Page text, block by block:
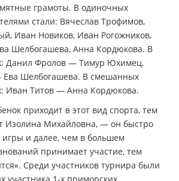
грамоты. В одиночных
стали: Вячеслав Трофимов,
Иван Новиков, Иван Рогожников,
Шелбогашева, Анна Кордюкова. В
Данил Фролов — Тимур Юхимец,
Ева Шелбогашева. В смешанных
Иван Титов — Анна Кордюкова.
приходит в этот вид спорта, тем
Изолина Михайловна, — он быстро
игры и далее, чем в большем
принимает участие, тем
Среди участников турнира были
участника 1-х приморских